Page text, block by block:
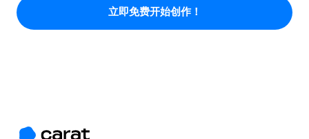
立即免费开始创作！